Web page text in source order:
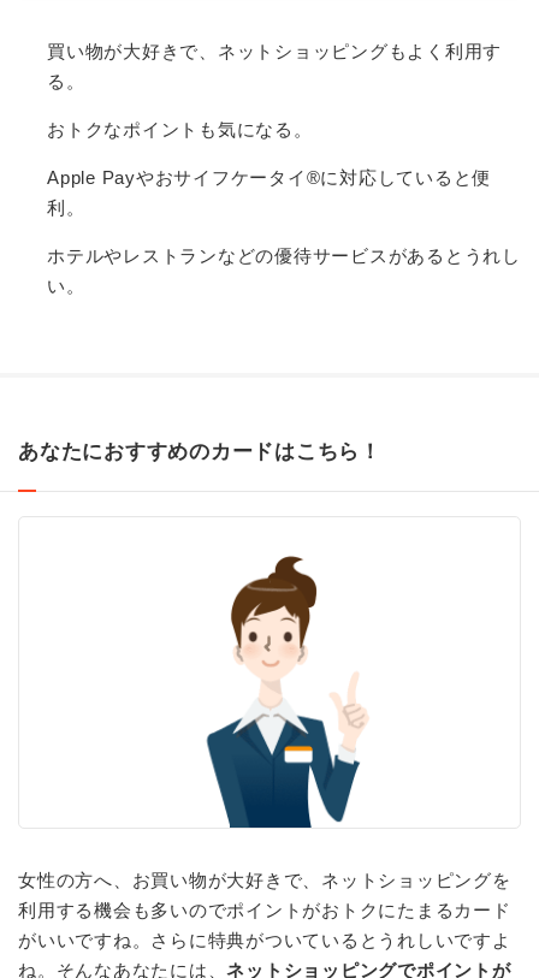
買い物が大好きで、ネットショッピングもよく利用す
る。
おトクなポイントも気になる。
Apple Payやおサイフケータイ®に対応していると便
利。
ホテルやレストランなどの優待サービスがあるとうれし
い。
あなたにおすすめのカードはこちら！
女性の方へ、お買い物が大好きで、ネットショッピングを
利用する機会も多いのでポイントがおトクにたまるカード
がいいですね。さらに特典がついているとうれしいですよ
ね。そんなあなたには、ネットショッピングでポイントが